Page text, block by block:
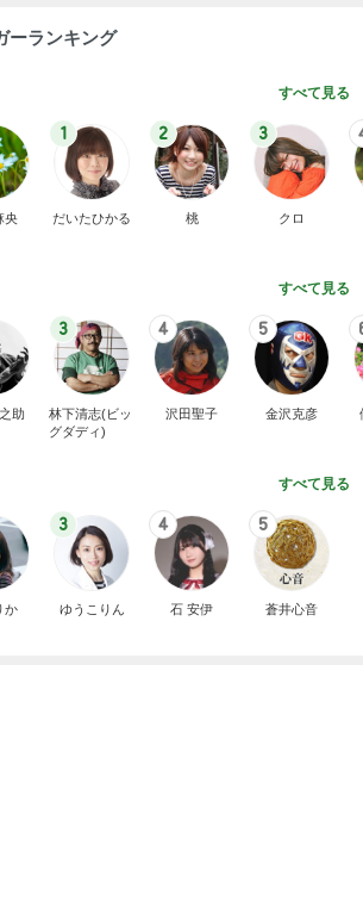
ーランキング
すべて見る
央
1
だいたひかる
2
桃
3
クロ
すべて見る
助
3
林下清志(ビッ
グダディ)
4
沢田聖子
5
金沢克彦
すべて見る
か
3
ゆうこりん
4
石 安伊
5
蒼井心音